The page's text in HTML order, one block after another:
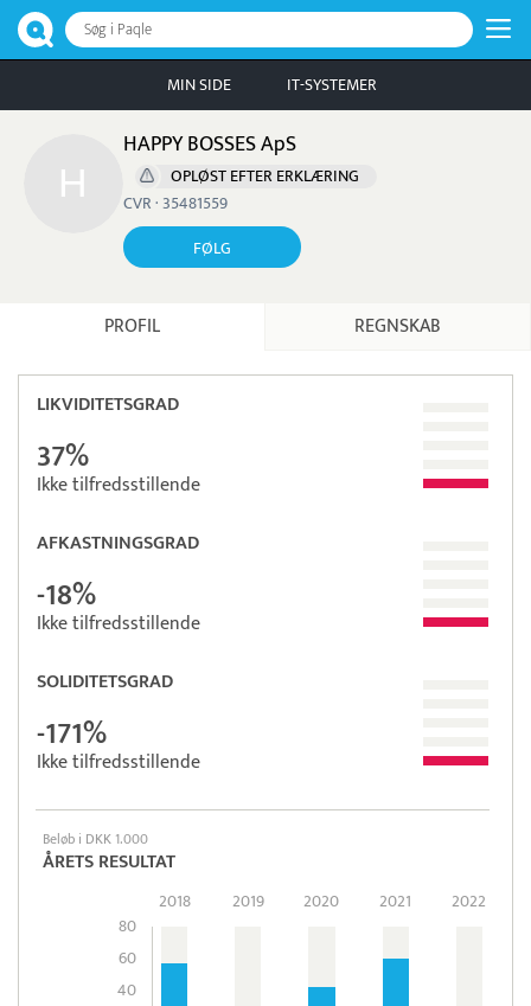
Søg i Paqle
MIN SIDE IT-SYSTEMER
HAPPY BOSSES ApS
OPLØST EFTER ERKLÆRING
CVR · 35481559
FØLG
PROFIL REGNSKAB
LIKVIDITETSGRAD
37%
Ikke tilfredsstillende
AFKASTNINGSGRAD
-18%
Ikke tilfredsstillende
SOLIDITETSGRAD
-171%
Ikke tilfredsstillende
Beløb i DKK 1.000
ÅRETS RESULTAT
80
60
40
2018 2019 2020 2021 2022